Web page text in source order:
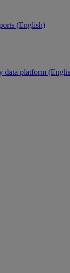
(English)
data platform